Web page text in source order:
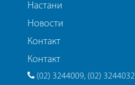
Настани
Новости
Контакт
Контакт
(02) 3244009, (02) 3244032